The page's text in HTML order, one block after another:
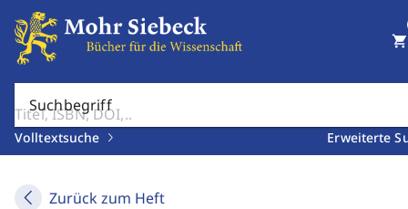
Suchbegriff
Volltextsuche Erweiterte
shopping_cart
Zurück zum Heft